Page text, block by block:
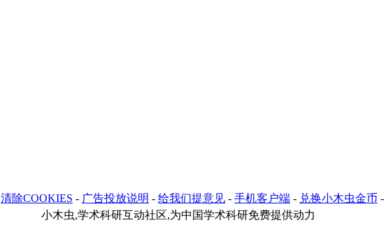
清除COOKIES - 广告投放说明 - 给我们提意见 - 手机客户端 - 兑换小木虫金币 -
小木虫,学术科研互动社区,为中国学术科研免费提供动力